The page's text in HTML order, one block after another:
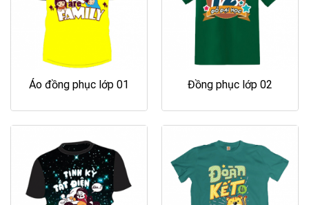
Áo đồng phục lớp 01 Đồng phục lớp 02